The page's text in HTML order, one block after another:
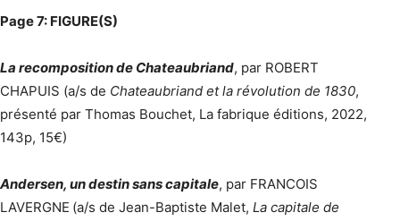
Page 7: FIGURE(S)
La recomposition de Chateaubriand, par ROBERT
CHAPUIS (a/s de Chateaubriand et la révolution de 1830,
présenté par Thomas Bouchet, La fabrique éditions, 2022,
143p, 15€)
Andersen, un destin sans capitale, par FRANCOIS
LAVERGNE (a/s de Jean-Baptiste Malet, La capitale de